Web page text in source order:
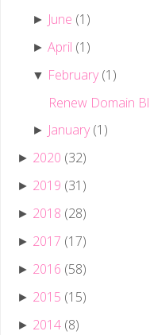
► June (1)
►April (1)
▼ February (1)
Renew Domain
► January (1)
► 2020 (32)
► 2019 (31)
► 2018 (28)
► 2017 (17)
► 2016 (58)
► 2015 (15)
► 2014 (8)